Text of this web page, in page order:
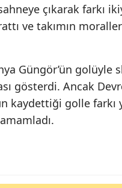
çıkarak farkı
ve takımın
Güngör’ün golüyle
gösterdi. Ancak
kaydettiği golle farkı